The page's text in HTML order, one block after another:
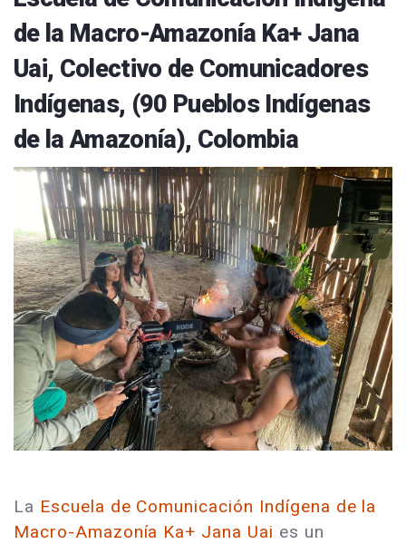
de la Macro-Amazonía Ka+ Jana
Uai, Colectivo de Comunicadores
Indígenas, (90 Pueblos Indígenas
de la Amazonía), Colombia
La Escuela de Comunicación Indígena de la
Macro-Amazonía Ka+ Jana Uai es un